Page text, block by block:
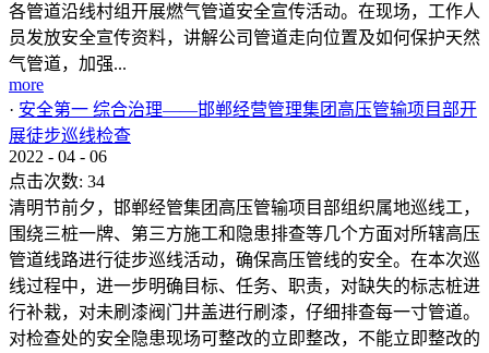
各管道沿线村组开展燃气管道安全宣传活动。在现场，工作人
员发放安全宣传资料，讲解公司管道走向位置及如何保护天然
气管道，加强...
more
· 安全第一 综合治理——邯郸经营管理集团高压管输项目部开
展徒步巡线检查
2022 - 04 - 06
点击次数: 34
清明节前夕，邯郸经管集团高压管输项目部组织属地巡线工，
围绕三桩一牌、第三方施工和隐患排查等几个方面对所辖高压
管道线路进行徒步巡线活动，确保高压管线的安全。在本次巡
线过程中，进一步明确目标、任务、职责，对缺失的标志桩进
行补栽，对未刷漆阀门井盖进行刷漆，仔细排查每一寸管道。
对检查处的安全隐患现场可整改的立即整改，不能立即整改的